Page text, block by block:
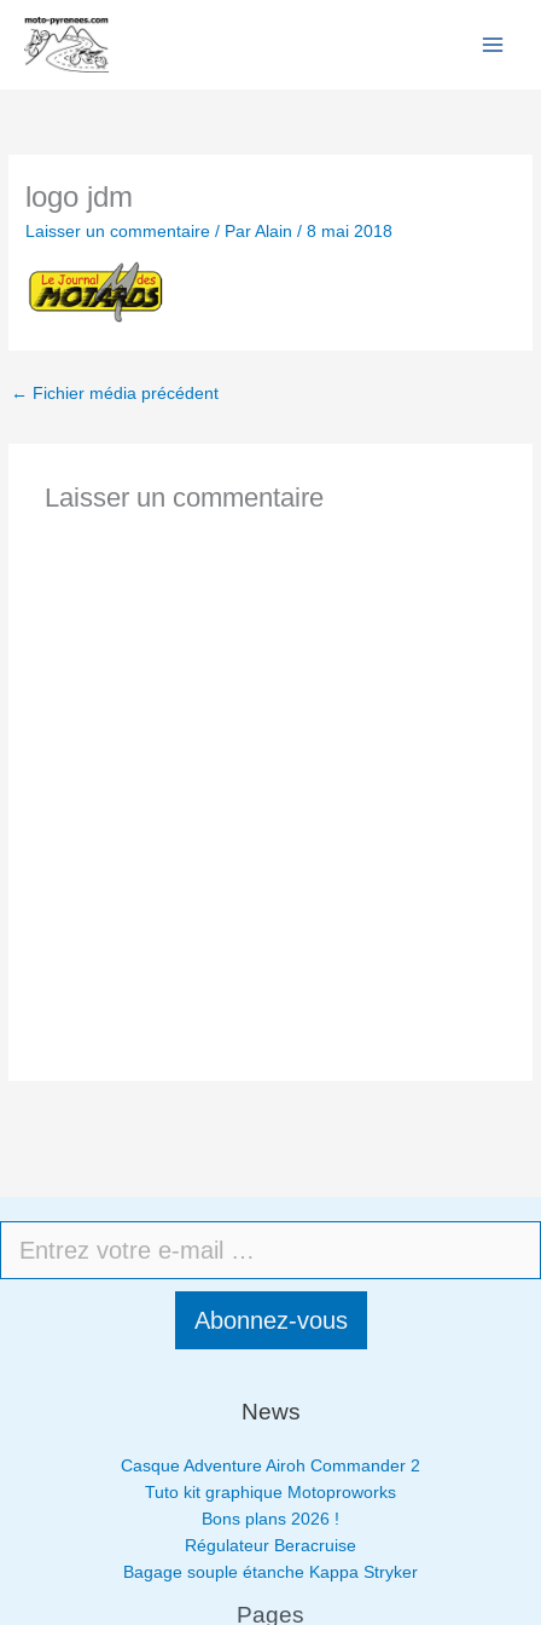
contenu
logo jdm
Laisser un commentaire / ParAlain/8 mai 2018
← Fichier média précédent
Laisser un commentaire
Abonnez-vous
News
Casque Adventure Airoh Commander 2
Tuto kit graphique Motoproworks
Bons plans 2026 !
Régulateur Beracruise
Bagage souple étanche Kappa Stryker
Pages